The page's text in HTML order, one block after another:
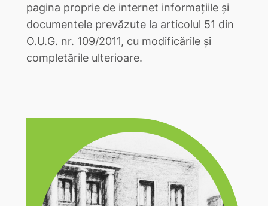
pagina proprie de internet informațiile și
documentele prevăzute la articolul 51 din
O.U.G. nr. 109/2011, cu modificările și
completările ulterioare.